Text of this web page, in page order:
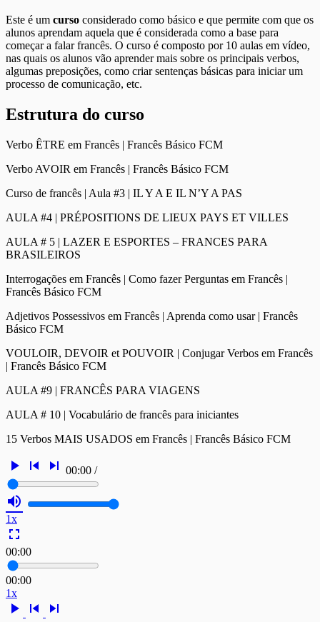
Este é um curso considerado como básico e que permite com que os
alunos aprendam aquela que é considerada como a base para
começar a falar francês. O curso é composto por 10 aulas em vídeo,
nas quais os alunos vão aprender mais sobre os principais verbos,
algumas preposições, como criar sentenças básicas para iniciar um
processo de comunicação, etc.
Estrutura do curso
Verbo ÊTRE em Francês | Francês Básico FCM
Verbo AVOIR em Francês | Francês Básico FCM
Curso de francês | Aula #3 | IL Y A E IL N’Y A PAS
AULA #4 | PRÉPOSITIONS DE LIEUX PAYS ET VILLES
AULA # 5 | LAZER E ESPORTES – FRANCES PARA
BRASILEIROS
Interrogações em Francês | Como fazer Perguntas em Francês |
Francês Básico FCM
Adjetivos Possessivos em Francês | Aprenda como usar | Francês
Básico FCM
VOULOIR, DEVOIR et POUVOIR | Conjugar Verbos em Francês
| Francês Básico FCM
AULA #9 | FRANCÊS PARA VIAGENS
AULA # 10 | Vocabulário de francês para iniciantes
15 Verbos MAIS USADOS em Francês | Francês Básico FCM
play_arrow skip_previous skip_next 00:00 /
volume_up
1x
fullscreen
00:00
00:00
1x
play_arrow skip_previous
skip_next